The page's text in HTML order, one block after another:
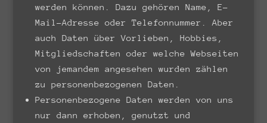
werden können. Dazu gehören Name, E-
Mail-Adresse oder Telefonnummer. Aber
auch Daten über Vorlieben, Hobbies,
Mitgliedschaften oder welche Webseiten
von jemandem angesehen wurden zählen
zu personenbezogenen Daten.
Personenbezogene Daten werden von uns
nur dann erhoben, genutzt und